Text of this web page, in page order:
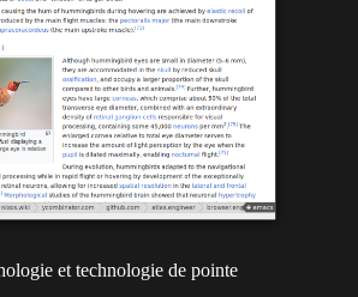
et technologie de pointe